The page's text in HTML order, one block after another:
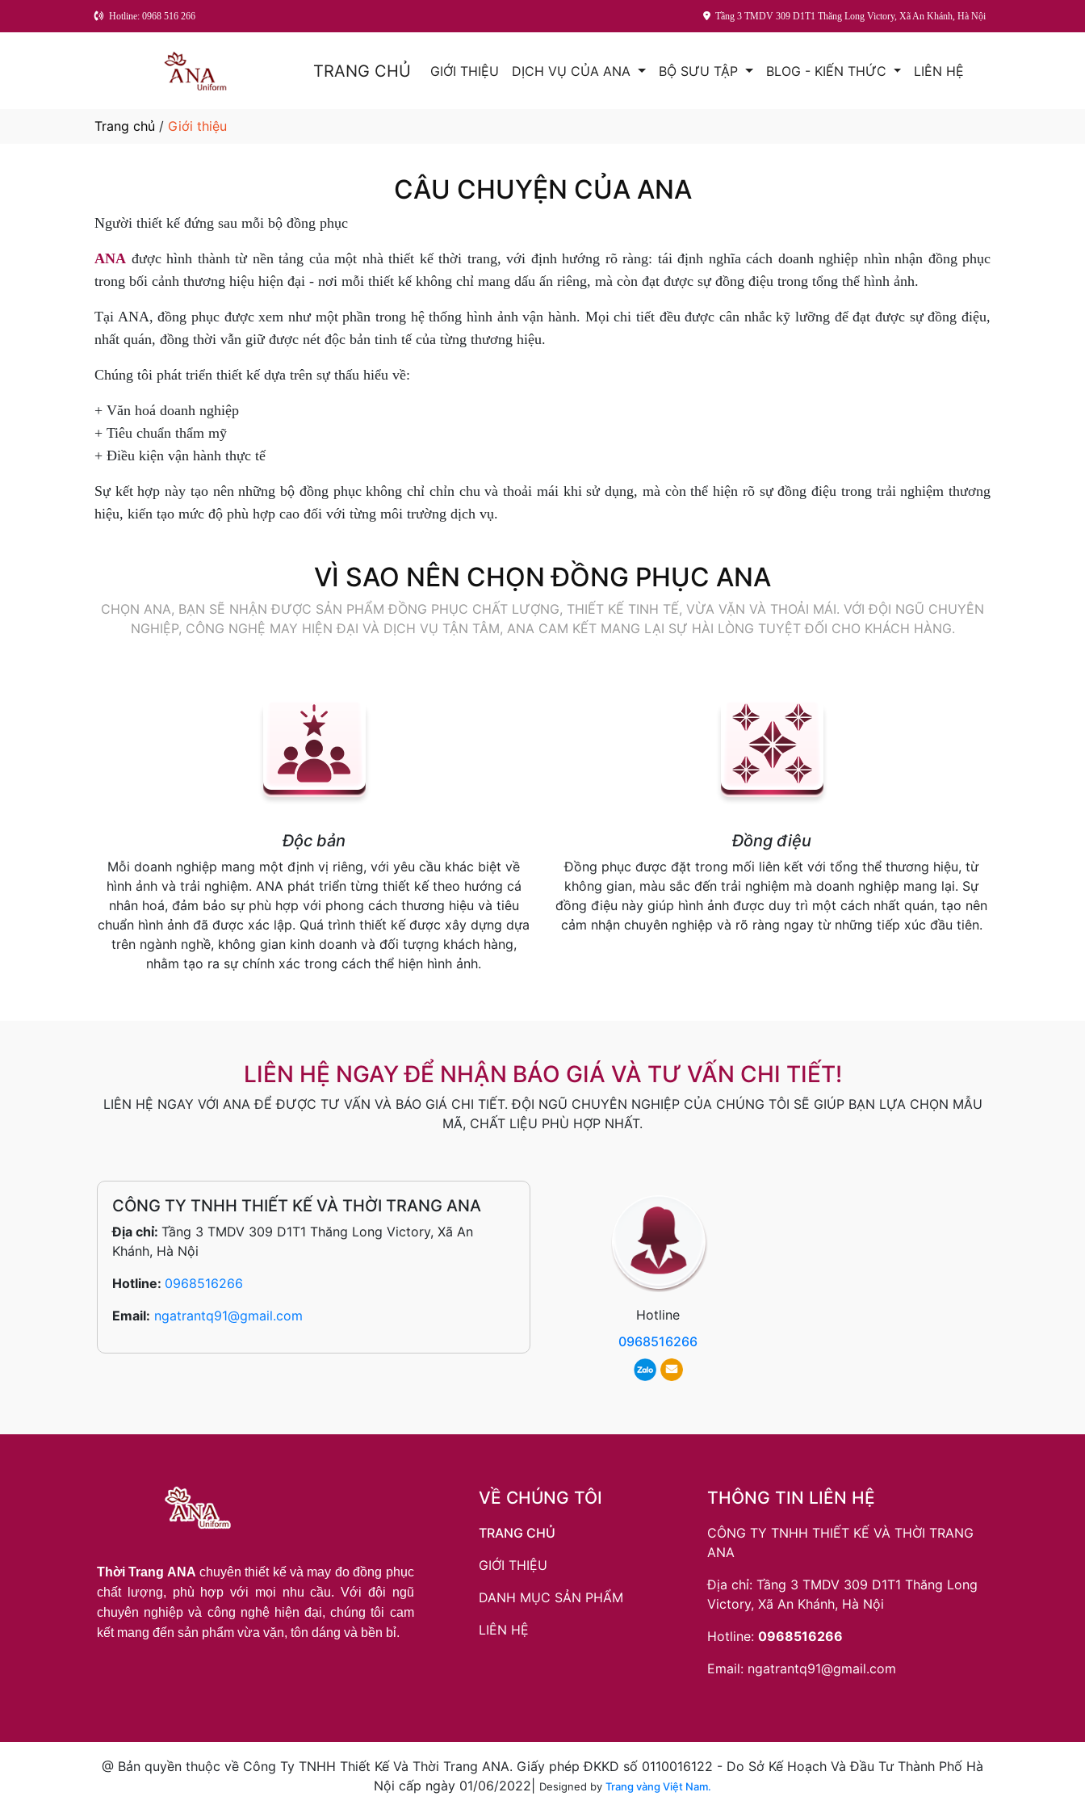
Hotline: 0968 516 266 Tầng 3 TMDV 309 D1T1 Thăng Long Victory, Xã An Khánh, Hà Nội
TRANG CHỦ GIỚI THIỆU DỊCH VỤ CỦA ANA BỘ SƯU TẬP BLOG - KIẾN THỨC LIÊN HỆ
Trang chủ / Giới thiệu
CÂU CHUYỆN CỦA ANA
Người thiết kế đứng sau mỗi bộ đồng phục
ANA được hình thành từ nền tảng của một nhà thiết kế thời trang, với định hướng rõ ràng: tái định nghĩa cách doanh nghiệp nhìn nhận đồng phục
trong bối cảnh thương hiệu hiện đại - nơi mỗi thiết kế không chỉ mang dấu ấn riêng, mà còn đạt được sự đồng điệu trong tổng thể hình ảnh.
Tại ANA, đồng phục được xem như một phần trong hệ thống hình ảnh vận hành. Mọi chi tiết đều được cân nhắc kỹ lưỡng để đạt được sự đồng điệu,
nhất quán, đồng thời vẫn giữ được nét độc bản tinh tế của từng thương hiệu.
Chúng tôi phát triển thiết kế dựa trên sự thấu hiểu về:
+ Văn hoá doanh nghiệp
+ Tiêu chuẩn thẩm mỹ
+ Điều kiện vận hành thực tế
Sự kết hợp này tạo nên những bộ đồng phục không chỉ chỉn chu và thoải mái khi sử dụng, mà còn thể hiện rõ sự đồng điệu trong trải nghiệm thương
hiệu, kiến tạo mức độ phù hợp cao đối với từng môi trường dịch vụ.
VÌ SAO NÊN CHỌN ĐỒNG PHỤC ANA
CHỌN ANA, BẠN SẼ NHẬN ĐƯỢC SẢN PHẨM ĐỒNG PHỤC CHẤT LƯỢNG, THIẾT KẾ TINH TẾ, VỪA VẶN VÀ THOẢI MÁI. VỚI ĐỘI NGŨ CHUYÊN
NGHIỆP, CÔNG NGHỆ MAY HIỆN ĐẠI VÀ DỊCH VỤ TẬN TÂM, ANA CAM KẾT MANG LẠI SỰ HÀI LÒNG TUYỆT ĐỐI CHO KHÁCH HÀNG.
Độc bản
Mỗi doanh nghiệp mang một định vị riêng, với yêu cầu khác biệt về
hình ảnh và trải nghiệm. ANA phát triển từng thiết kế theo hướng cá
nhân hoá, đảm bảo sự phù hợp với phong cách thương hiệu và tiêu
chuẩn hình ảnh đã được xác lập. Quá trình thiết kế được xây dựng dựa
trên ngành nghề, không gian kinh doanh và đối tượng khách hàng,
nhằm tạo ra sự chính xác trong cách thể hiện hình ảnh.
Đồng điệu
Đồng phục được đặt trong mối liên kết với tổng thể thương hiệu, từ
không gian, màu sắc đến trải nghiệm mà doanh nghiệp mang lại. Sự
đồng điệu này giúp hình ảnh được duy trì một cách nhất quán, tạo nên
cảm nhận chuyên nghiệp và rõ ràng ngay từ những tiếp xúc đầu tiên.
LIÊN HỆ NGAY ĐỂ NHẬN BÁO GIÁ VÀ TƯ VẤN CHI TIẾT!
LIÊN HỆ NGAY VỚI ANA ĐỂ ĐƯỢC TƯ VẤN VÀ BÁO GIÁ CHI TIẾT. ĐỘI NGŨ CHUYÊN NGHIỆP CỦA CHÚNG TÔI SẼ GIÚP BẠN LỰA CHỌN MẪU
MÃ, CHẤT LIỆU PHÙ HỢP NHẤT.
CÔNG TY TNHH THIẾT KẾ VÀ THỜI TRANG ANA
Địa chỉ: Tầng 3 TMDV 309 D1T1 Thăng Long Victory, Xã An
Khánh, Hà Nội
Hotline: 0968516266
Email: ngatrantq91@gmail.com
Hotline
0968516266
Thời Trang ANA chuyên thiết kế và may đo đồng phục
chất lượng, phù hợp với mọi nhu cầu. Với đội ngũ
chuyên nghiệp và công nghệ hiện đại, chúng tôi cam
kết mang đến sản phẩm vừa vặn, tôn dáng và bền bỉ.
VỀ CHÚNG TÔI
TRANG CHỦ
GIỚI THIỆU
DANH MỤC SẢN PHẨM
LIÊN HỆ
THÔNG TIN LIÊN HỆ
CÔNG TY TNHH THIẾT KẾ VÀ THỜI TRANG
ANA
Địa chỉ: Tầng 3 TMDV 309 D1T1 Thăng Long
Victory, Xã An Khánh, Hà Nội
Hotline: 0968516266
Email: ngatrantq91@gmail.com
@ Bản quyền thuộc về Công Ty TNHH Thiết Kế Và Thời Trang ANA. Giấy phép ĐKKD số 0110016122 - Do Sở Kế Hoạch Và Đầu Tư Thành Phố Hà
Nội cấp ngày 01/06/2022|
Designed by Trang vàng Việt Nam.